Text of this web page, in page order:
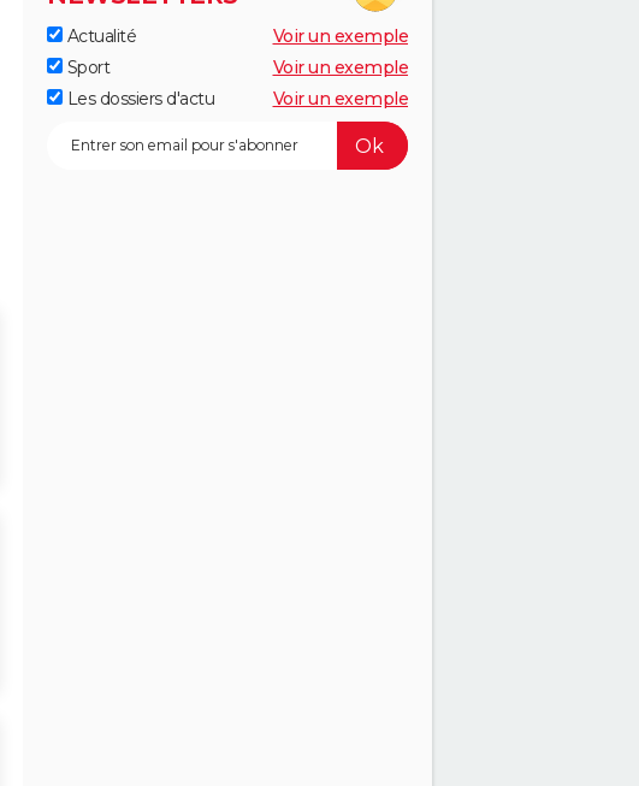
Actualité
Voir un exemple
Sport
Voir un exemple
Les dossiers d'actu
Voir un exemple